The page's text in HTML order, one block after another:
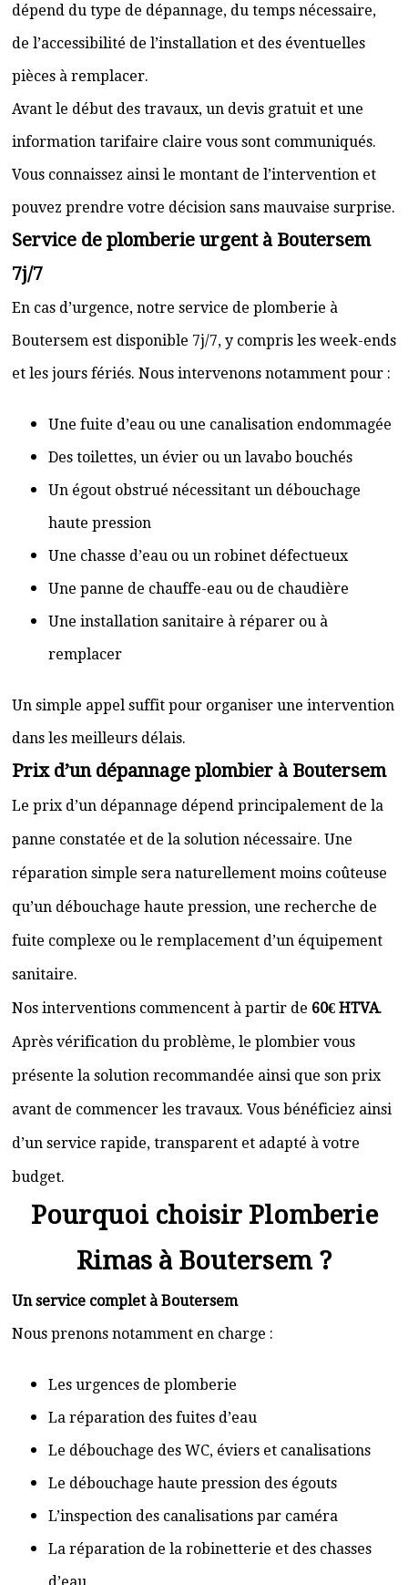
dépend du type de dépannage, du temps nécessaire,
de l’accessibilité de l’installation et des éventuelles
pièces à remplacer.
Avant le début des travaux, un devis gratuit et une
information tarifaire claire vous sont communiqués.
Vous connaissez ainsi le montant de l’intervention et
pouvez prendre votre décision sans mauvaise surprise.
Service de plomberie urgent à Boutersem
7j/7
En cas d’urgence, notre service de plomberie à
Boutersem est disponible 7j/7, y compris les week-ends
et les jours fériés. Nous intervenons notamment pour :
Une fuite d’eau ou une canalisation endommagée
Des toilettes, un évier ou un lavabo bouchés
Un égout obstrué nécessitant un débouchage
haute pression
Une chasse d’eau ou un robinet défectueux
Une panne de chauffe-eau ou de chaudière
Une installation sanitaire à réparer ou à
remplacer
Un simple appel suffit pour organiser une intervention
dans les meilleurs délais.
Prix d’un dépannage plombier à Boutersem
Le prix d’un dépannage dépend principalement de la
panne constatée et de la solution nécessaire. Une
réparation simple sera naturellement moins coûteuse
qu’un débouchage haute pression, une recherche de
fuite complexe ou le remplacement d’un équipement
sanitaire.
Nos interventions commencent à partir de 60€ HTVA.
Après vérification du problème, le plombier vous
présente la solution recommandée ainsi que son prix
avant de commencer les travaux. Vous bénéficiez ainsi
d’un service rapide, transparent et adapté à votre
budget.
Pourquoi choisir Plomberie
Rimas à Boutersem ?
Un service complet à Boutersem
Nous prenons notamment en charge :
Les urgences de plomberie
La réparation des fuites d’eau
Le débouchage des WC, éviers et canalisations
Le débouchage haute pression des égouts
L’inspection des canalisations par caméra
La réparation de la robinetterie et des chasses